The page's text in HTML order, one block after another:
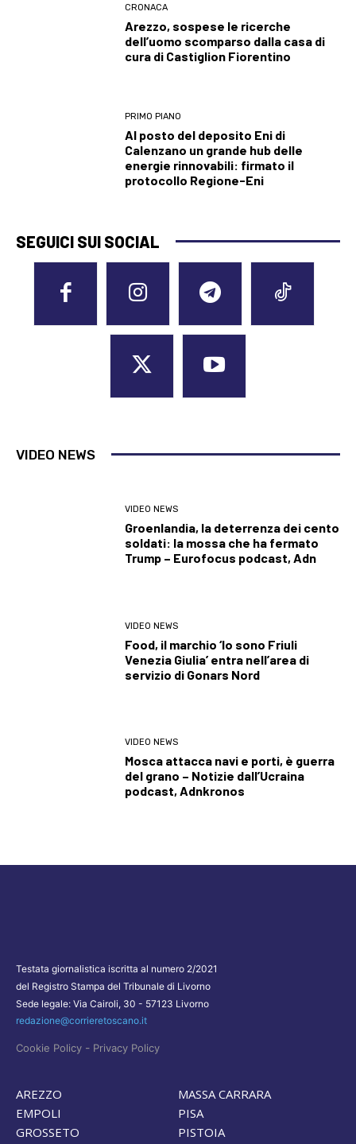
CRONACA
Arezzo, sospese le ricerche
dell’uomo scomparso dalla casa di
cura di Castiglion Fiorentino
PRIMO PIANO
Al posto del deposito Eni di
Calenzano un grande hub delle
energie rinnovabili: firmato il
protocollo Regione-Eni
SEGUICI SUI SOCIAL
VIDEO NEWS
VIDEO NEWS
Groenlandia, la deterrenza dei cento
soldati: la mossa che ha fermato
Trump – Eurofocus podcast, Adn
VIDEO NEWS
Food, il marchio ‘Io sono Friuli
Venezia Giulia’ entra nell’area di
servizio di Gonars Nord
VIDEO NEWS
Mosca attacca navi e porti, è guerra
del grano – Notizie dall’Ucraina
podcast, Adnkronos
Testata giornalistica iscritta al numero 2/2021
del Registro Stampa del Tribunale di Livorno
Sede legale: Via Cairoli, 30 - 57123 Livorno
redazione@corrieretoscano.it
Cookie Policy - Privacy Policy
AREZZO
EMPOLI
GROSSETO
MASSA CARRARA
PISA
PISTOIA